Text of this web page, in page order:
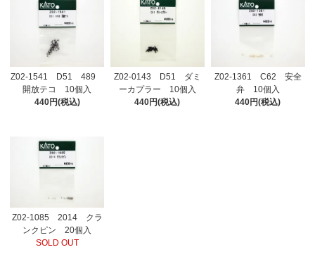
Z02-1541 D51 489
開放テコ 10個入
440円(税込)
Z02-0143 D51 ダミ
ーカプラー 10個入
440円(税込)
Z02-1361 C62 安全
弁 10個入
440円(税込)
Z02-1085 2014 クラ
ンクピン 20個入
SOLD OUT